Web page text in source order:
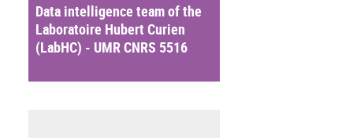
Data intelligence team of the
Laboratoire Hubert Curien
(LabHC) - UMR CNRS 5516